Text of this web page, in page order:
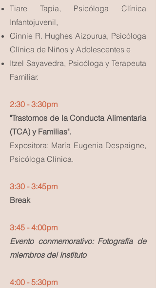
Tiare Tapia, Psicóloga Clínica
Infantojuvenil,
Ginnie R. Hughes Aizpurua, Psicóloga
Clínica de Niños y Adolescentes e
Itzel Sayavedra, Psicóloga y Terapeuta
Familiar.
2:30 - 3:30pm
"Trastornos de la Conducta Alimentaria
(TCA) y Familias".
Expositora: María Eugenia Despaigne,
Psicóloga Clínica.
3:30 - 3:45pm
Break
3:45 - 4:00pm
Evento conmemorativo: Fotografía de
miembros del Instituto
4:00 - 5:30pm